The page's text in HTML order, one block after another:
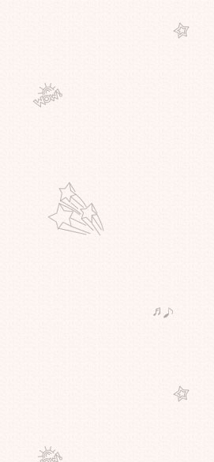
หุ้นตัวยู แอ่งกระทะ ฟื้นคืนชีพ
คำถามว่า ซื้อหุ้นตอนราคาลง ดีไหม
Ticker ราคาที่ซื้อขายในแต่ละช่วง
เวลา
640322 ค่า P/E
เม่าน้อย เล่นหุ้น ให้ได้เงิน
อารมณ์ที่ควบคุมการตัดสินใจ
หมีหรือกระทิง ดีกว่ากัน